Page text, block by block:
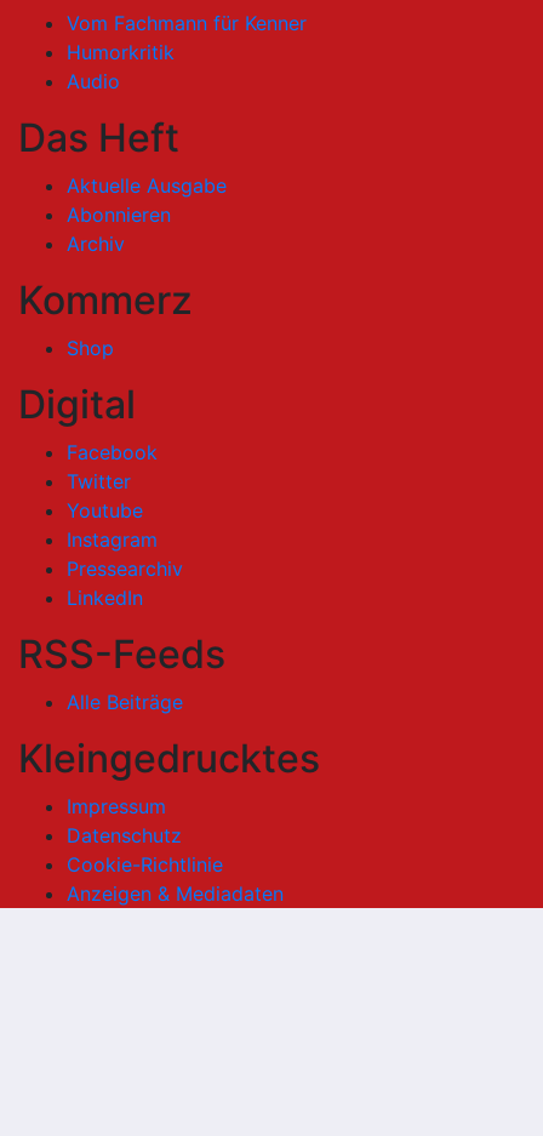
Vom Fachmann für Kenner
Humorkritik
Audio
Das Heft
Aktuelle Ausgabe
Abonnieren
Archiv
Kommerz
Shop
Digital
Facebook
Twitter
Youtube
Instagram
Pressearchiv
LinkedIn
RSS-Feeds
Alle Beiträge
Kleingedrucktes
Impressum
Datenschutz
Cookie-Richtlinie
Anzeigen & Mediadaten